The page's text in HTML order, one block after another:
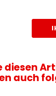
diesen
auch